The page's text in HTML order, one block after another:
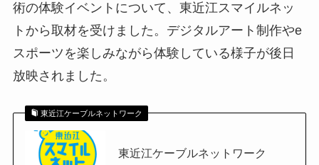
術の体験イベントについて、東近江スマイルネッ
トから取材を受けました。デジタルアート制作やe
スポーツを楽しみながら体験している様子が後日
放映されました。
東近江ケーブルネットワーク
東近江ケーブルネットワーク